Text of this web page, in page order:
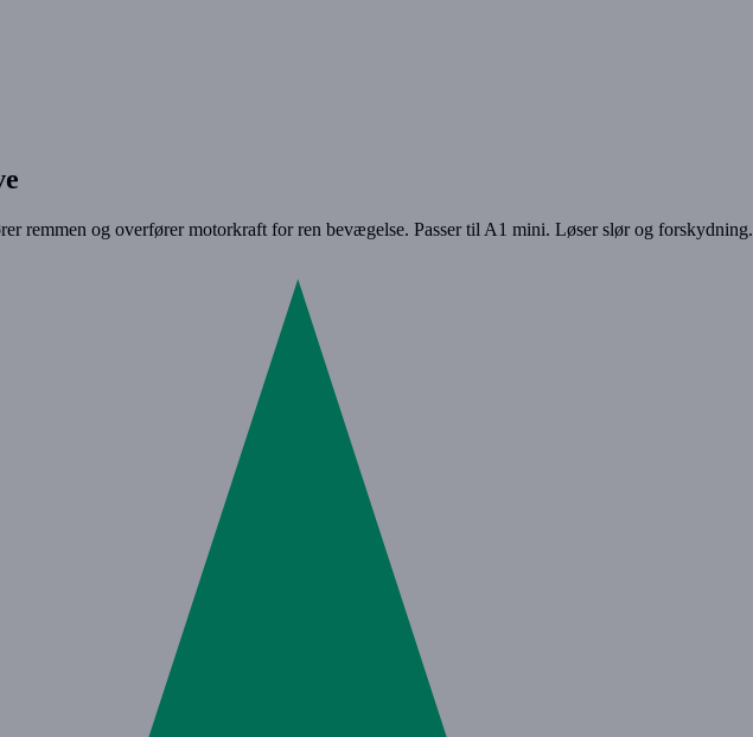
remmen og overfører motorkraft for ren bevægelse. Passer til A1 mini. Løser slør og forskydning.